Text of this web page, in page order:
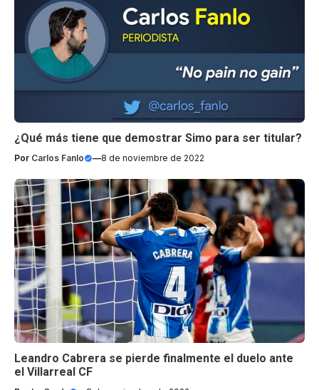
¿Qué más tiene que demostrar Simo para ser titular?
Por Carlos Fanlo —8 de noviembre de 2022
Leandro Cabrera se pierde finalmente el duelo ante
el Villarreal CF